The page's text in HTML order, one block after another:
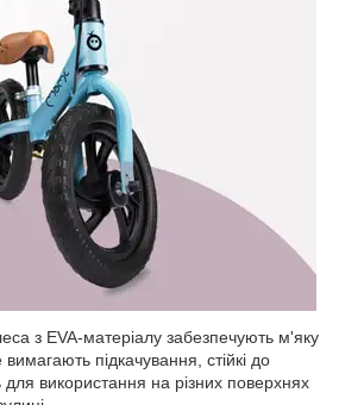
з EVA-матеріалу забезпечують м'яку
підкачування, стійкі до
для використання на різних поверхнях